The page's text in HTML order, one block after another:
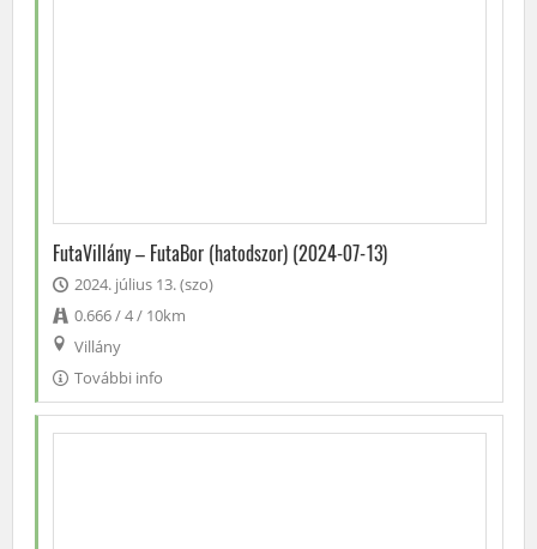
FutaVillány – FutaBor (hatodszor) (2024-07-13)
2024. július 13. (szo)
0.666 / 4 / 10km
Villány
További info